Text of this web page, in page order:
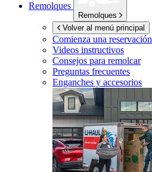
Remolques
Remolques
Volver al menú principal
Comienza una reservación
Videos instructivos
Consejos para remolcar
Preguntas frecuentes
Enganches y accesorios